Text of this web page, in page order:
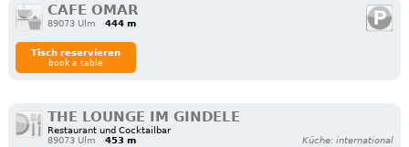
CAFE OMAR
89073 Ulm 444 m
Tisch reservieren
book a table
THE LOUNGE IM GINDELE
Restaurant und Cocktailbar
89073 Ulm
453 m Küche: international